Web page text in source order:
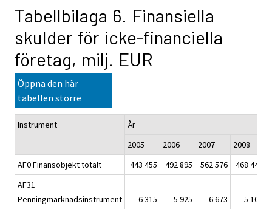
Tabellbilaga 6. Finansiella
skulder för icke-financiella
företag, milj. EUR
Öppna den här
tabellen större
Instrument
År
2005
2006 2007 2008
AF0 Finansobjekt totalt
443 455 492 895 562 576 468 440
AF31
Penningmarknadsinstrument
6 315 5 925 6 673
5 107